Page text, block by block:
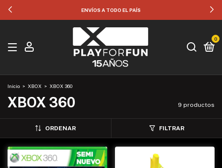
ENVÍOS A TODO EL PAÍS
0
Inicio > XBOX > XBOX 360
XBOX 360 9 productos
ORDENAR FILTRAR